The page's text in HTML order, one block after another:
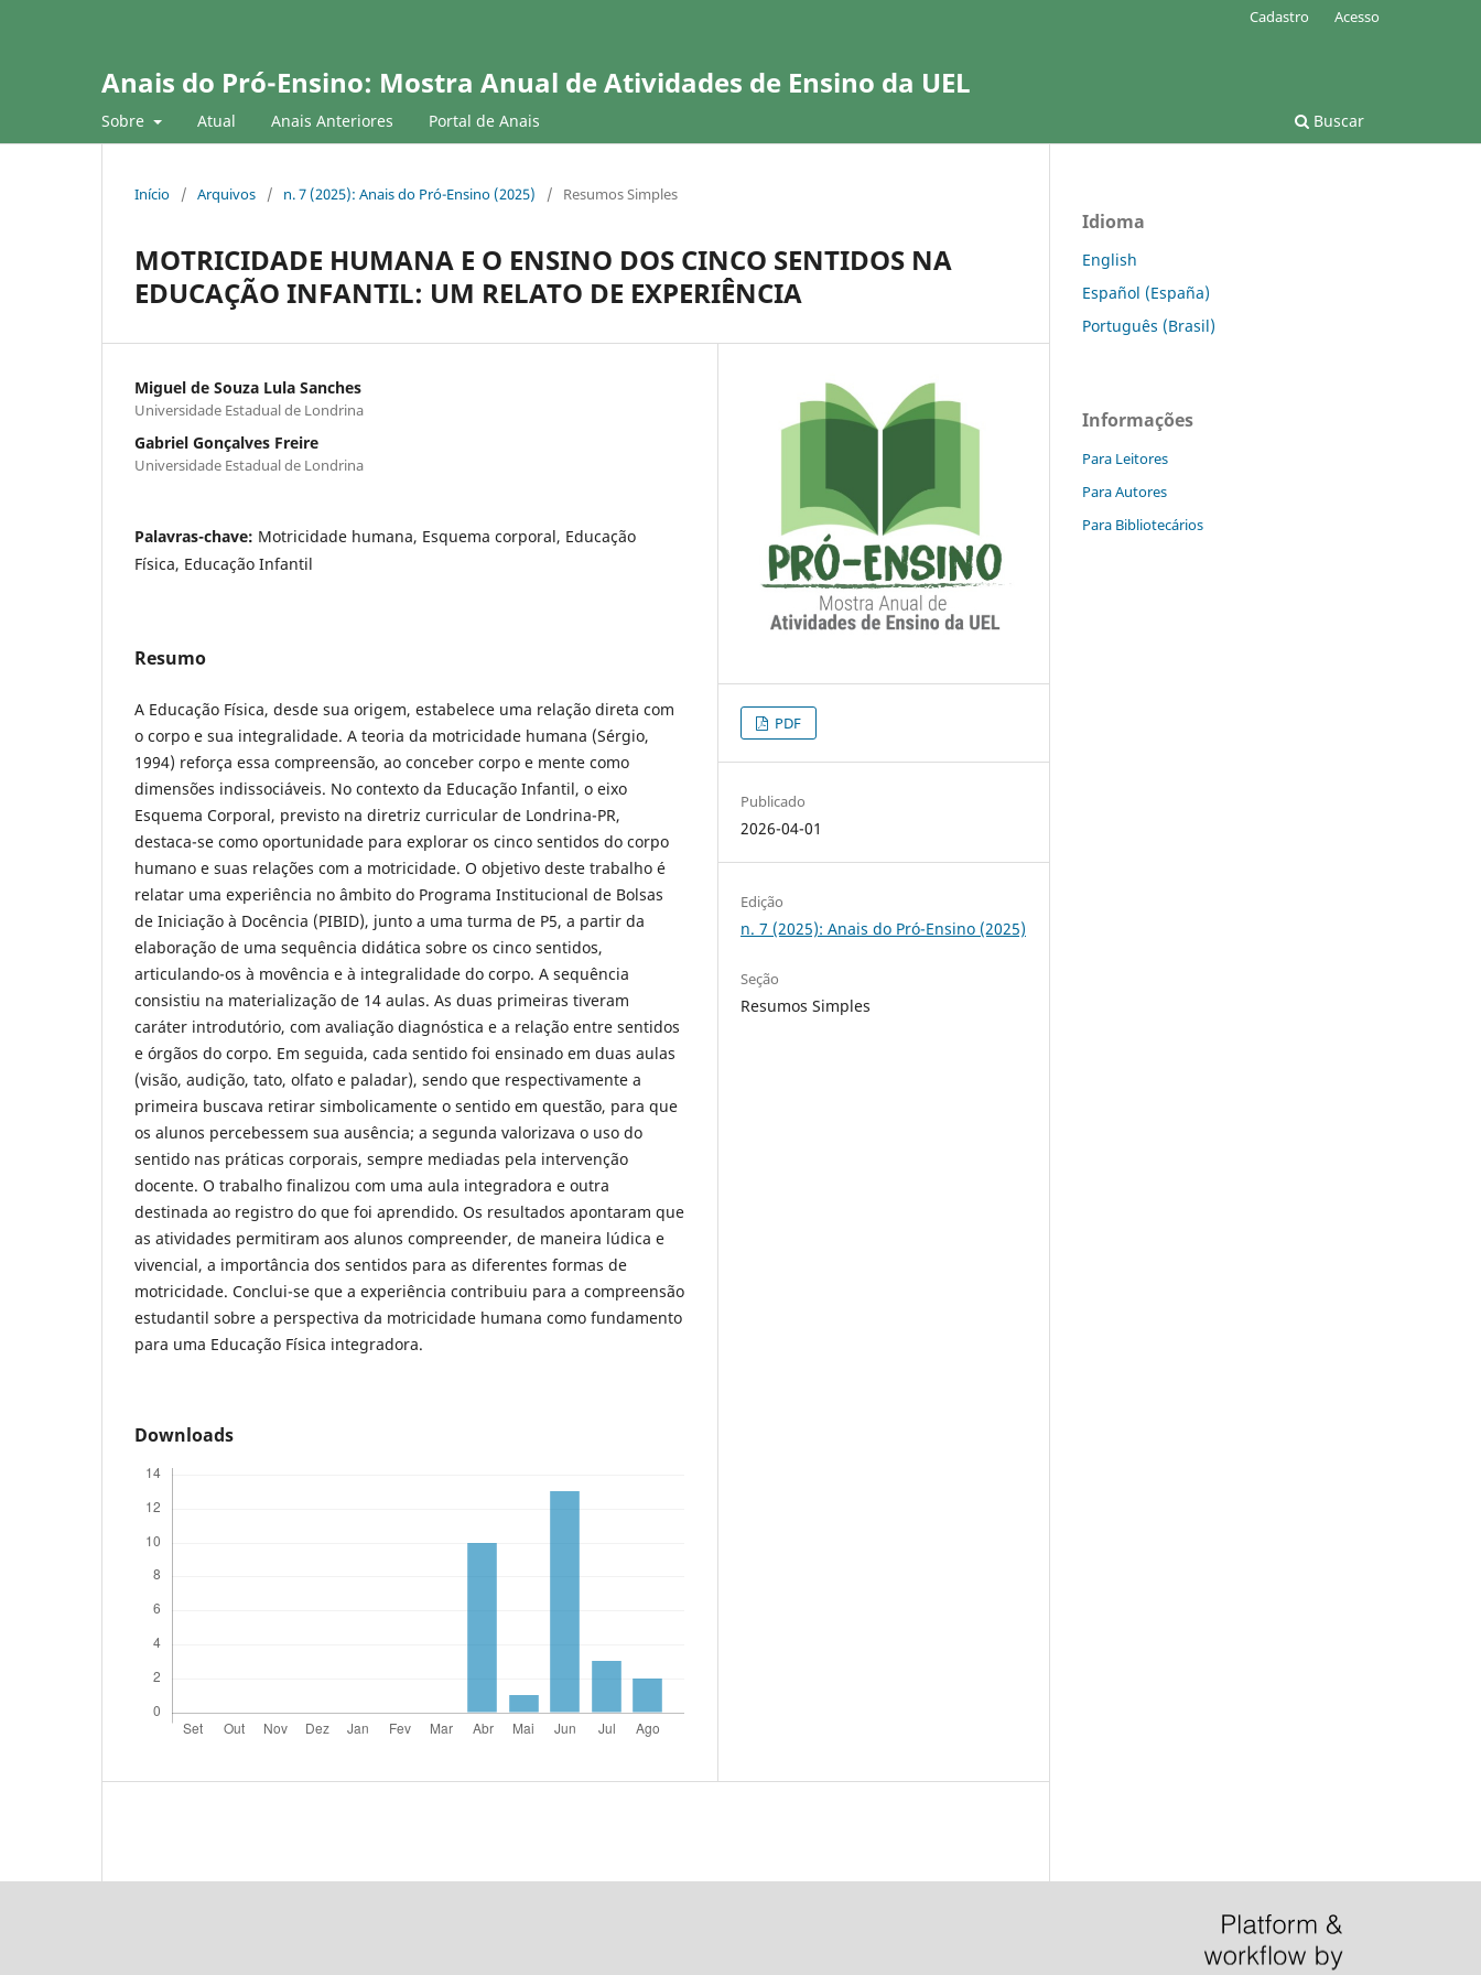
Anais do Pró-Ensino: Mostra Anual de Atividades de Ensino da UEL
Sobre Atual Anais Anteriores Portal de Anais Buscar
Cadastro Acesso
Início / Arquivos / n. 7 (2025): Anais do Pró-Ensino (2025) / Resumos Simples
MOTRICIDADE HUMANA E O ENSINO DOS CINCO SENTIDOS NA
EDUCAÇÃO INFANTIL: UM RELATO DE EXPERIÊNCIA
Miguel de Souza Lula Sanches
Universidade Estadual de Londrina
Gabriel Gonçalves Freire
Universidade Estadual de Londrina
Palavras-chave: Motricidade humana, Esquema corporal, Educação
Física, Educação Infantil
Resumo
A Educação Física, desde sua origem, estabelece uma relação direta com
o corpo e sua integralidade. A teoria da motricidade humana (Sérgio,
1994) reforça essa compreensão, ao conceber corpo e mente como
dimensões indissociáveis. No contexto da Educação Infantil, o eixo
Esquema Corporal, previsto na diretriz curricular de Londrina-PR,
destaca-se como oportunidade para explorar os cinco sentidos do corpo
humano e suas relações com a motricidade. O objetivo deste trabalho é
relatar uma experiência no âmbito do Programa Institucional de Bolsas
de Iniciação à Docência (PIBID), junto a uma turma de P5, a partir da
elaboração de uma sequência didática sobre os cinco sentidos,
articulando-os à movência e à integralidade do corpo. A sequência
consistiu na materialização de 14 aulas. As duas primeiras tiveram
caráter introdutório, com avaliação diagnóstica e a relação entre sentidos
e órgãos do corpo. Em seguida, cada sentido foi ensinado em duas aulas
(visão, audição, tato, olfato e paladar), sendo que respectivamente a
primeira buscava retirar simbolicamente o sentido em questão, para que
os alunos percebessem sua ausência; a segunda valorizava o uso do
sentido nas práticas corporais, sempre mediadas pela intervenção
docente. O trabalho finalizou com uma aula integradora e outra
destinada ao registro do que foi aprendido. Os resultados apontaram que
as atividades permitiram aos alunos compreender, de maneira lúdica e
vivencial, a importância dos sentidos para as diferentes formas de
motricidade. Conclui-se que a experiência contribuiu para a compreensão
estudantil sobre a perspectiva da motricidade humana como fundamento
para uma Educação Física integradora.
Downloads
PDF
Publicado
2026-04-01
Edição
n. 7 (2025): Anais do Pró-Ensino (2025)
Seção
Resumos Simples
Idioma
English
Español (España)
Português (Brasil)
Informações
Para Leitores
Para Autores
Para Bibliotecários